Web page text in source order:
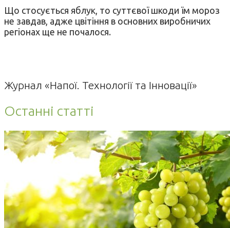
Що стосується яблук, то суттєвої шкоди їм мороз
не завдав, адже цвітіння в основних виробничих
регіонах ще не почалося.
Журнал «Напої. Технології та Інновації»
Останні статті